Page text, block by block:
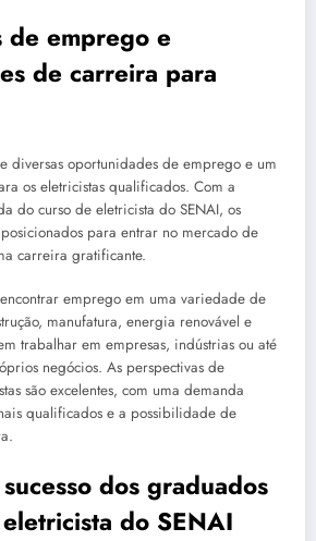
de emprego e
de carreira para
diversas oportunidades de emprego e um
os eletricistas qualificados. Com a
do curso de eletricista do SENAI, os
para entrar no mercado de
carreira gratificante.
emprego em uma variedade de
manufatura, energia renovável e
trabalhar em empresas, indústrias ou até
negócios. As perspectivas de
são excelentes, com uma demanda
qualificados e a possibilidade de
dos graduados
do SENAI